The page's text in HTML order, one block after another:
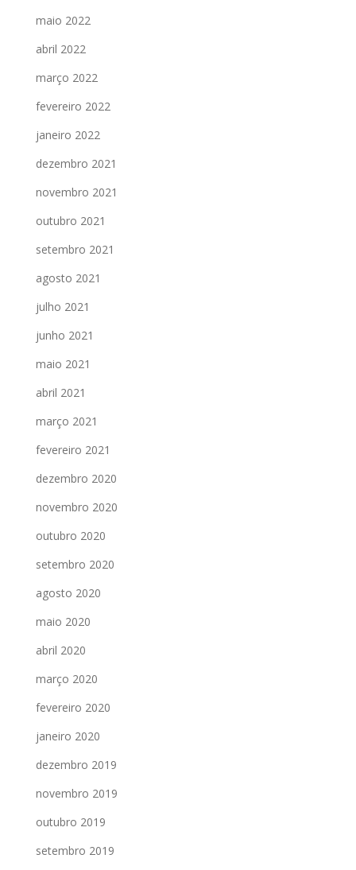
maio 2022
abril 2022
março 2022
fevereiro 2022
janeiro 2022
dezembro 2021
novembro 2021
outubro 2021
setembro 2021
agosto 2021
julho 2021
junho 2021
maio 2021
abril 2021
março 2021
fevereiro 2021
dezembro 2020
novembro 2020
outubro 2020
setembro 2020
agosto 2020
maio 2020
abril 2020
março 2020
fevereiro 2020
janeiro 2020
dezembro 2019
novembro 2019
outubro 2019
setembro 2019